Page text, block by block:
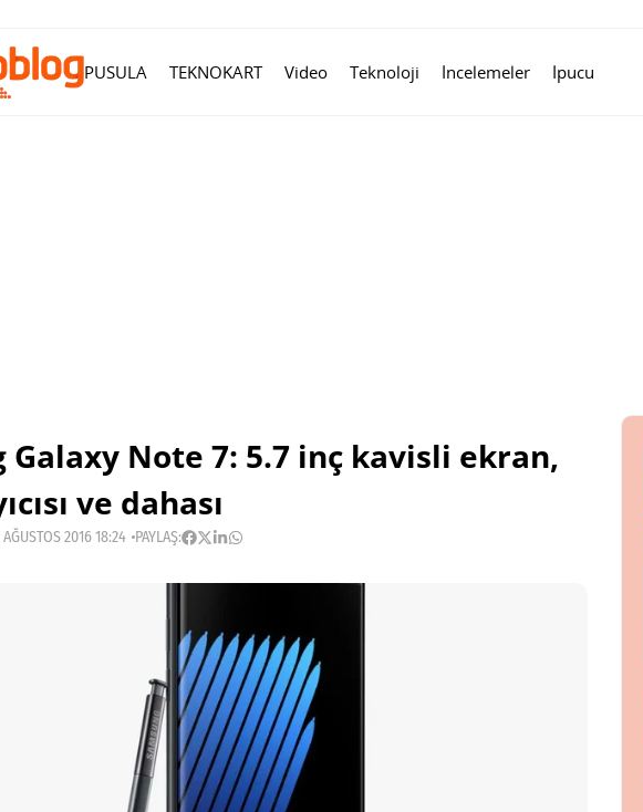
PUSULA TEKNOKART Video Teknoloji İncelemeler İpucu
Galaxy Note 7: 5.7 inç kavisli ekran,
ve dahası
AĞUSTOS 2016 18:24 PAYLAŞ: